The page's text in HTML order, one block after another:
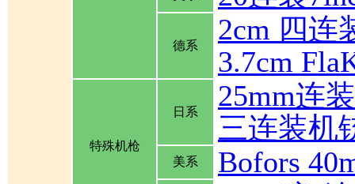
德系
2cm 四连
3.7cm
特殊机枪
日系
25mm连
三连装机
美系 Bofors